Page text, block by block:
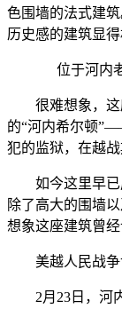
色围墙的法式建
历史感的建筑显得
位于河内老
很难想象，这
的“河内希尔顿
犯的监狱，在越
如今这里早已
除了高大的围墙
想象这座建筑曾经
美越人民战争
2月23日，河内